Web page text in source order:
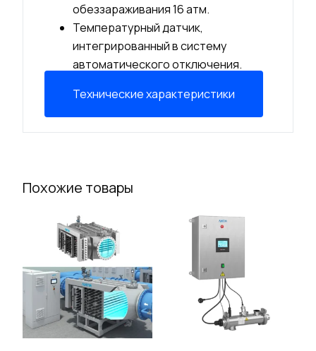
обеззараживания 16 атм.
Температурный датчик,
интегрированный в систему
автоматического отключения.
Технические характеристики
Похожие товары